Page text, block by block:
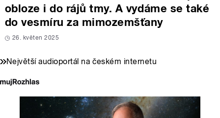
obloze i do rájů tmy. A vydáme se také
do vesmíru za mimozemšťany
26. květen 2025
Největší audioportál na českém internetu